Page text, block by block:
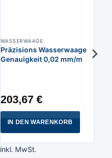
WASSERWAAGE
Präzisions Wasserwaage
Genauigkeit 0,02 mm/m
203,67 €
IN DEN WARENKORB
inkl. MwSt.